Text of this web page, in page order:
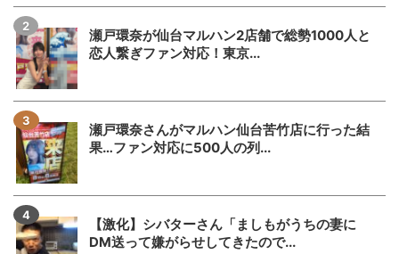
瀬戸環奈が仙台マルハン2店舗で総勢1000人と
恋人繋ぎファン対応！東京...
瀬戸環奈さんがマルハン仙台苦竹店に行った結
果…ファン対応に500人の列...
【激化】シバターさん「ましもがうちの妻に
DM送って嫌がらせしてきたので...